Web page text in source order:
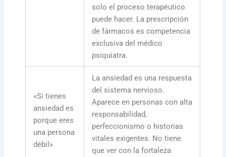
solo el proceso terapéutico
puede hacer. La prescripción
de fármacos es competencia
exclusiva del médico
psiquiatra.
«Si tienes
ansiedad es
porque eres
una persona
débil»
La ansiedad es una respuesta
del sistema nervioso.
Aparece en personas con alta
responsabilidad,
perfeccionismo o historias
vitales exigentes. No tiene
que ver con la fortaleza